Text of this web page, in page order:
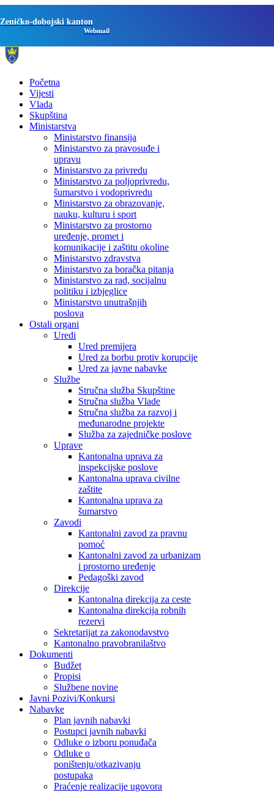
Zeničko-dobojski kanton
Webmail
Početna
Vijesti
Vlada
Skupština
Ministarstva
Ministarstvo finansija
Ministarstvo za pravosuđe i
upravu
Ministarstvo za privredu
Ministarstvo za poljoprivredu,
šumarstvo i vodoprivredu
Ministarstvo za obrazovanje,
nauku, kulturu i sport
Ministarstvo za prostorno
uređenje, promet i
komunikacije i zaštitu okoline
Ministarstvo zdravstva
Ministarstvo za boračka pitanja
Ministarstvo za rad, socijalnu
politiku i izbjeglice
Ministarstvo unutrašnjih
poslova
Ostali organi
Uredi
Ured premijera
Ured za borbu protiv korupcije
Ured za javne nabavke
Službe
Stručna služba Skupštine
Stručna služba Vlade
Stručna služba za razvoj i
međunarodne projekte
Služba za zajedničke poslove
Uprave
Kantonalna uprava za
inspekcijske poslove
Kantonalna uprava civilne
zaštite
Kantonalna uprava za
šumarstvo
Zavodi
Kantonalni zavod za pravnu
pomoć
Kantonalni zavod za urbanizam
i prostorno uređenje
Pedagoški zavod
Direkcije
Kantonalna direkcija za ceste
Kantonalna direkcija robnih
rezervi
Sekretarijat za zakonodavstvo
Kantonalno pravobranilaštvo
Dokumenti
Budžet
Propisi
Službene novine
Javni Pozivi/Konkursi
Nabavke
Plan javnih nabavki
Postupci javnih nabavki
Odluke o izboru ponuđača
Odluke o
poništenju/otkazivanju
postupaka
Praćenje realizacije ugovora